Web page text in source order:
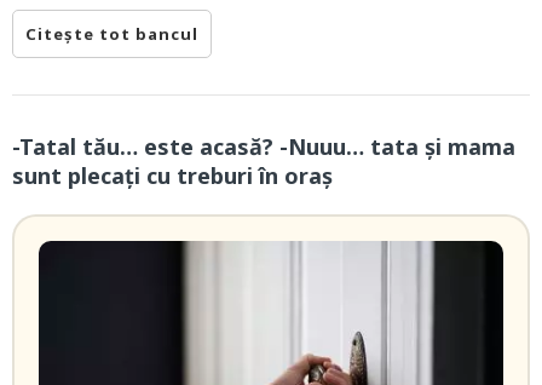
Citește tot bancul
-Tatal tău… este acasă? -Nuuu… tata și mama
sunt plecați cu treburi în oraș